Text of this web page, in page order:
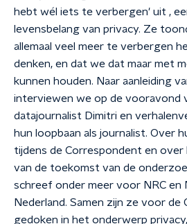
hebt wél iets te verbergen' uit ,
levensbelang van privacy. Ze
allemaal veel meer te verbergen
denken, en dat we dat maar met
kunnen houden. Naar aanleiding
interviewen we op de vooravond
datajournalist Dimitri en
hun loopbaan als journalist. Over
tijdens de Correspondent en
van de toekomst van de
schreef onder meer voor NRC en
Nederland. Samen zijn ze voor de
gedoken in het onderwerp